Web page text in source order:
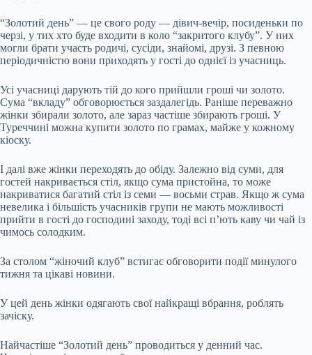
“Золотий день” — це свого роду — дівич-вечір, посиденьки по
черзі, у тих хто буде входити в коло “закритого клубу”. У них
могли брати участь родичі, сусіди, знайомі, друзі. З певною
періодичністю вони приходять у гості до однієї із учасниць.
Усі учасниці дарують тій до кого прийшли гроші чи золото.
Сума “вкладу” обговорюється заздалегідь. Раніше переважно
жінки збирали золото, але зараз частіше збирають гроші. У
Туреччині можна купити золото по грамах, майже у кожному
кіоску.
І далі вже жінки переходять до обіду. Залежно від суми, для
гостей накривається стіл, якщо сума пристойна, то може
накриватися багатий стіл із семи — восьми страв. Якщо ж сума
невелика і більшість учасників групи не мають можливості
прийти в гості до господині заходу, тоді всі п’ють каву чи чай із
чимось солодким.
За столом “жіночий клуб” встигає обговорити події минулого
тижня та цікаві новини.
У цей день жінки одягають свої найкращі вбрання, роблять
зачіску.
Найчастіше “Золотий день” проводиться у денний час.